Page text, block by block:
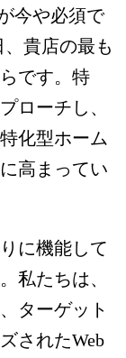
今や必須で
、貴店の最も
です。特
ローチし、
化型ホーム
高まってい
に機能して
私たちは、
ターゲット
されたWeb